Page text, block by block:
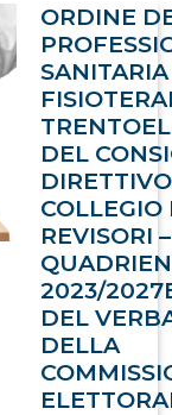
ORDINE
DEL
COLLEGIO
REVISORI –
2023/
DEL
DELLA